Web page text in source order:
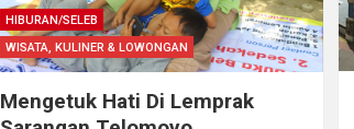
HIBURAN/SELEB
WISATA, KULINER & LOWONGAN
Mengetuk Hati Di Lemprak